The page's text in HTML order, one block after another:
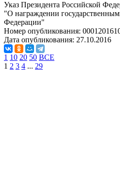
Указ Президента Российской
"О награждении
Федерации"
Номер опубликования:
Дата опубликования: 27.10.2016
1 10 20 50 ВСЕ
1 2 3 4 ... 29